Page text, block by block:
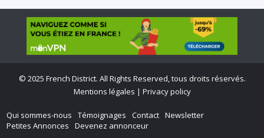
© 2025 French District. All Rights Reserved, tous droits réservés.
Mentions légales | Privacy policy
Qui sommes-nous Témoignages Contact Newsletter
Petites Annonces
Devenez annonceur